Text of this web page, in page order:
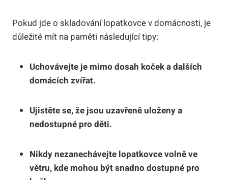
Pokud jde o skladování lopatkovce v domácnosti, je
důležité mít na paměti následující tipy:
Uchovávejte je mimo dosah koček a dalších
domácích zvířat.
Ujistěte se, že jsou uzavřeně uloženy a
nedostupné pro děti.
Nikdy nezanechávejte lopatkovce volně ve
větru, kde mohou být snadno dostupné pro